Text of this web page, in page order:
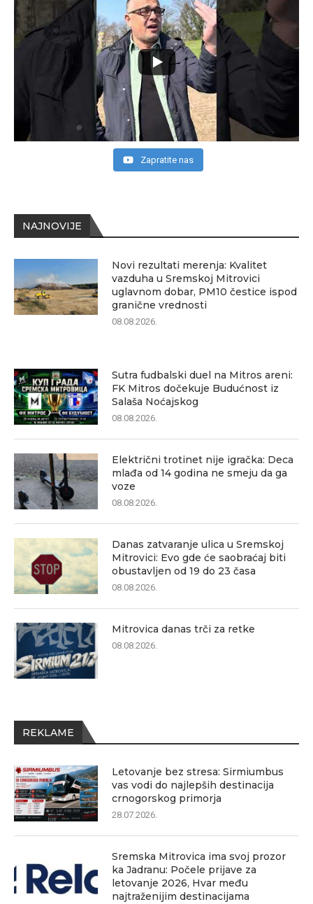
NAJNOVIJE
Novi rezultati merenja: Kvalitet
vazduha u Sremskoj Mitrovici
uglavnom dobar, PM10 čestice ispod
granične vrednosti
08.08.2026.
Sutra fudbalski duel na Mitros areni:
FK Mitros dočekuje Budućnost iz
Salaša Noćajskog
08.08.2026.
Električni trotinet nije igračka: Deca
mlađa od 14 godina ne smeju da ga
voze
08.08.2026.
Danas zatvaranje ulica u Sremskoj
Mitrovici: Evo gde će saobraćaj biti
obustavljen od 19 do 23 časa
08.08.2026.
Mitrovica danas trči za retke
08.08.2026.
REKLAME
Letovanje bez stresa: Sirmiumbus
vas vodi do najlepših destinacija
crnogorskog primorja
28.07.2026.
Sremska Mitrovica ima svoj prozor
ka Jadranu: Počele prijave za
letovanje 2026, Hvar među
najtraženijim destinacijama
Zapratite nas